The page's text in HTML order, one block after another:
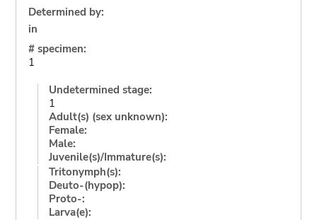
Determined by:
in
# specimen:
1
Undetermined stage:
1
Adult(s) (sex unknown):
Female:
Male:
Juvenile(s)/Immature(s):
Tritonymph(s):
Deuto-(hypop):
Proto-:
Larva(e):